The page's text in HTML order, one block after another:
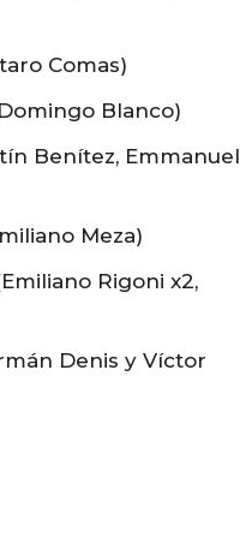
Comas)
Blanco)
Benítez, Emmanuel
Meza)
Rigoni x2,
Denis y Víctor